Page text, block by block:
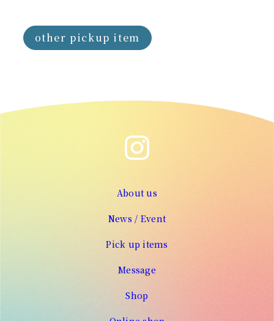
other pickup item
About us
News / Event
Pick up items
Message
Shop